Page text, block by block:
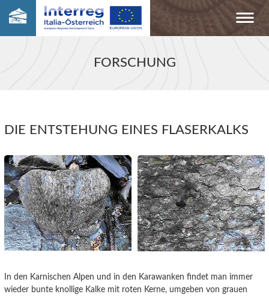
FORSCHUNG
DIE ENTSTEHUNG EINES FLASERKALKS
In den Karnischen Alpen und in den Karawanken findet man immer
wieder bunte knollige Kalke mit roten Kerne, umgeben von grauen